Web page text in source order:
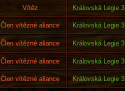
Vítěz Královská Legie 3I
Člen vítězné aliance Královská Legie 3I
Člen vítězné aliance Královská Legie 3I
Člen vítězné aliance Královská Legie 3I
Člen vítězné aliance Královská Legie 3I